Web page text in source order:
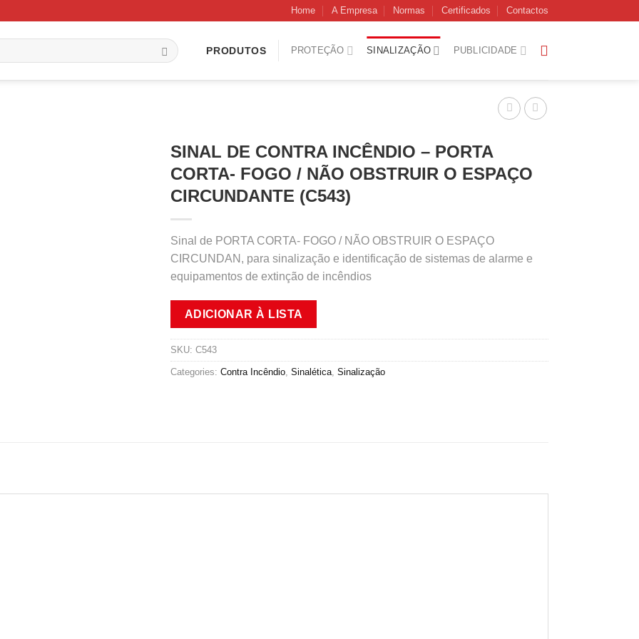
Home A Empresa Normas Certificados Contactos
PRODUTOS PROTEÇÃO SINALIZAÇÃO PUBLICIDADE
SINAL DE CONTRA INCÊNDIO – PORTA
CORTA- FOGO / NÃO OBSTRUIR O ESPAÇO
CIRCUNDANTE (C543)
Sinal de PORTA CORTA- FOGO / NÃO OBSTRUIR O ESPAÇO
CIRCUNDAN, para sinalização e identificação de sistemas de alarme e
equipamentos de extinção de incêndios
ADICIONAR À LISTA
SKU: C543
Categories: Contra Incêndio, Sinalética, Sinalização